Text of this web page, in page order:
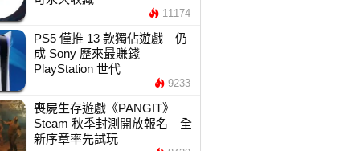
11174
PS5 僅推 13 款獨佔遊戲 仍
成 Sony 歷來最賺錢
PlayStation 世代
9233
喪屍生存遊戲《PANGIT》
Steam 秋季封測開放報名 全
新序章率先試玩